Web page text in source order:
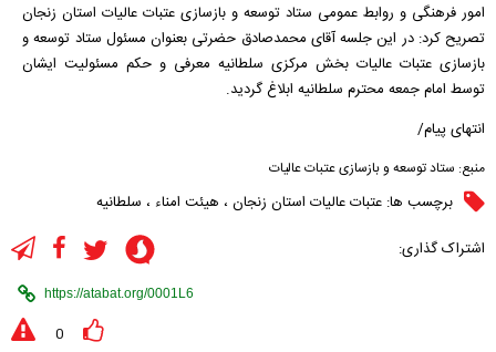
امور فرهنگی و روابط عمومی ستاد توسعه و بازسازی عتبات عالیات استان زنجان
تصریح کرد: در این جلسه آقای محمدصادق حضرتی بعنوان مسئول ستاد توسعه و
بازسازی عتبات عالیات بخش مرکزی سلطانیه معرفی و حکم مسئولیت ایشان
توسط امام جمعه محترم سلطانیه ابلاغ گردید.
انتهای پیام/
منبع: ستاد توسعه و بازسازی عتبات عالیات
برچسب ها: عتبات عالیات استان زنجان ، هیئت امناء ، سلطانیه
اشتراک گذاری:
0